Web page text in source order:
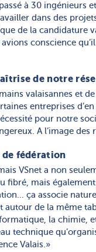
à 30 ingénieurs
dans des
de la candidature
conscience
de notre
valaisannes et
entreprises
pour notre
A l’image des
fédération
VSnet a non
fibré, mais
ça associe
de la même
la chimie,
technique
Valais.»